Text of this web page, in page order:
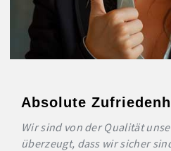
Absolute
Wir sind von der Qualität
überzeugt, dass wir sicher